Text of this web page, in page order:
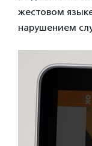
жестовом
нарушением